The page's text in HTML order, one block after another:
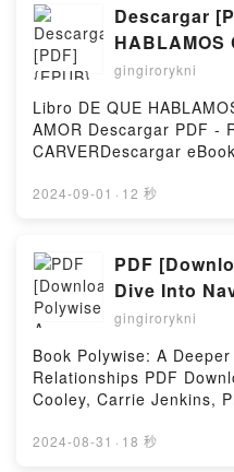
MEJORES PORROS DE
CHRIS STONE PDF,
PORROS DE TODOS
Epub, PORRIGAMI: LOS
TODOS LOS TIEMPOS
PORRIGAMI: LOS 35
LOS TIEMPOS CHRIS
PORRIGAMI: LOS 35
LOS TIEMPOS CHRIS
MEJORES PORROS DE
CHRIS STONE Epub
MEJORES PORROS DE
CHRIS STONE
Descargar
HABLAMOS
DE AMOR
gingirorykni
Libro DE QUE
AMOR Descargar PDF -
CARVERDescargar
leer en línea DE QUE
CUANDO HABLAMOS
PDF, DE QUE
AMOR RAYMOND
HABLAMOS CUANDO
RAYMOND CARVER
HABLAMOS CUANDO
RAYMOND CARVER
CUANDO HABLAMOS
VK, DE QUE HABLAMOS
2024-09-01 · 12 秒
PDF
Dive Into
gingirorykni
Book Polywise: A
Relationships PDF
Cooley, Carrie Jenkins,
Read Online Polywise: A
2024-08-31 · 18 秒